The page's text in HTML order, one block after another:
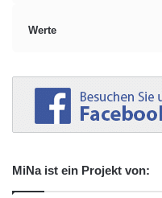
Werte
MiNa ist ein Projekt von: